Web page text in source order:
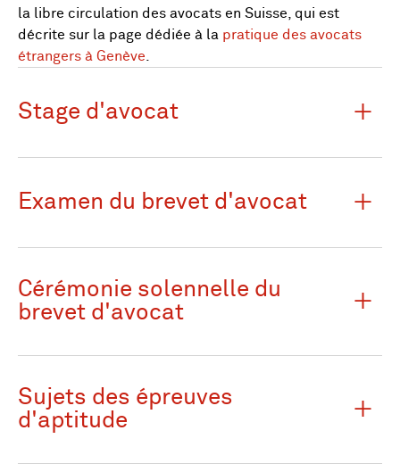
la libre circulation des avocats en Suisse, qui est
décrite sur la page dédiée à la pratique des avocats
étrangers à Genève
Stage d'avocat
Examen du brevet d'avocat
Cérémonie solennelle du
brevet d'avocat
Sujets des épreuves
d'aptitude